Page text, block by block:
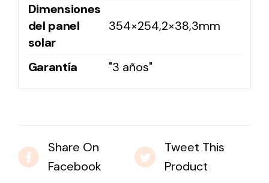
Dimensiones
del panel
solar
354×254,2×38,3mm
Garantía "3 años"
Share On
Facebook
Tweet This
Product